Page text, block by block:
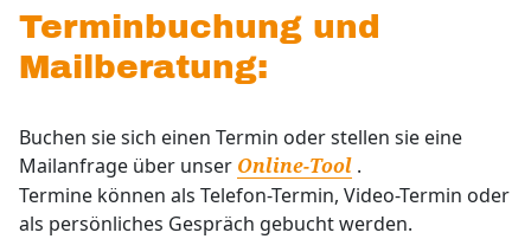
Terminbuchung und
Mailberatung:
Buchen sie sich einen Termin oder stellen sie eine
Mailanfrage über unser Online-Tool .
Termine können als Telefon-Termin, Video-Termin oder
als persönliches Gespräch gebucht werden.